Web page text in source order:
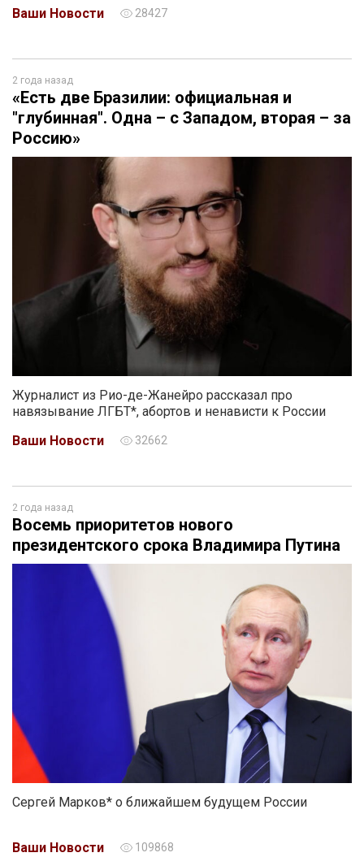
Ваши Новости 28427
2 года назад
«Есть две Бразилии: официальная и
"глубинная". Одна – с Западом, вторая – за
Россию»
Журналист из Рио-де-Жанейро рассказал про
навязывание ЛГБТ*, абортов и ненависти к России
Ваши Новости
32662
2 года назад
Восемь приоритетов нового
президентского срока Владимира Путина
Сергей Марков* о ближайшем будущем России
Ваши Новости 109868